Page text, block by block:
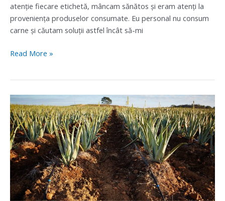
atenție fiecare etichetă, mâncam sănătos și eram atenți la
proveniența produselor consumate. Eu personal nu consum
carne și căutam soluții astfel încât să-mi
Read More »
Cum
creezi
un
brand
forever